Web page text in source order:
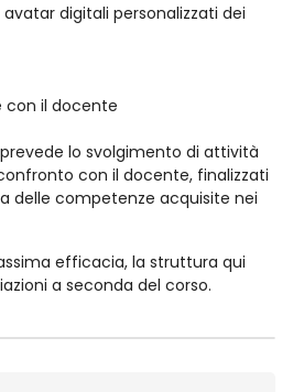
digitali personalizzati dei
con il docente
prevede lo svolgimento di attività
con il docente, finalizzati
delle competenze acquisite nei
efficacia, la struttura qui
a seconda del corso.